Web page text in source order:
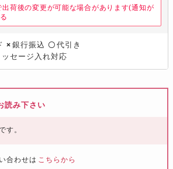
荷後の変更が可能な場合があります(通知が
× 銀行振込 〇 代引き
ッセージ入れ対応
読み下さい
す。
合わせは こちらから